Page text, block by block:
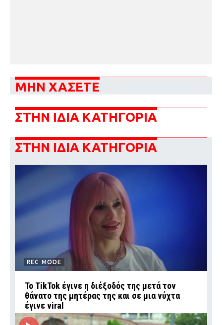
ΜΗΝ ΧΑΣΕΤΕ
ΣΤΗΝ ΙΔΙΑ ΚΑΤΗΓΟΡΙΑ
ΣΤΗΝ ΙΔΙΑ ΚΑΤΗΓΟΡΙΑ
REC MODE
Το TikTok έγινε η διέξοδός της μετά τον
θάνατο της μητέρας της και σε μια νύχτα
έγινε viral